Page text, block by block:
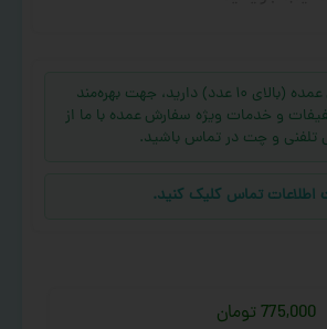
اگر سفارش عمده (بالای ۱۰ عدد) دارید، جهت بهره‌مند
و خدمات ویژه سفارش عمده با ما از
تلفنی و چت در تماس باشید.
اطلاعات تماس کلیک کنید.
775,000 تومان